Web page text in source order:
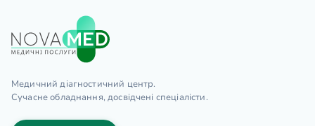
Медичний діагностичний центр.
Сучасне обладнання, досвідчені спеціалісти.